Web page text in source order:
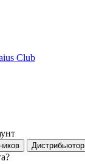
Club
Дистрибьютор